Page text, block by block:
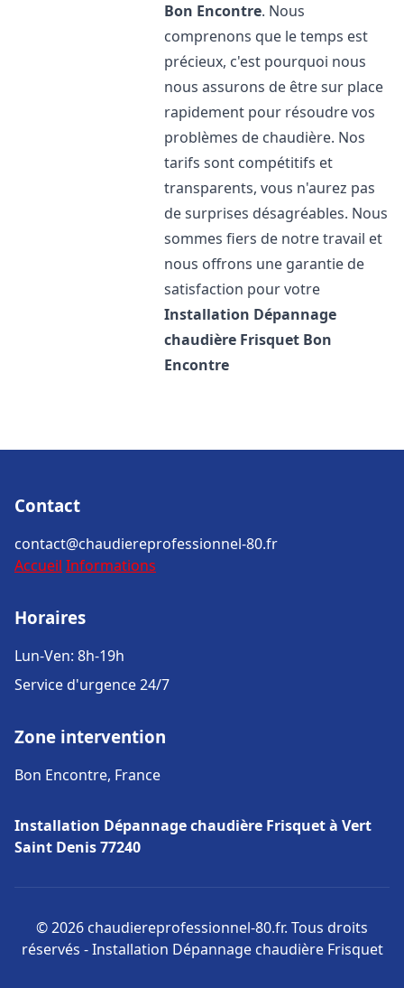
Bon Encontre. Nous
comprenons que le temps est
précieux, c'est pourquoi nous
nous assurons de être sur place
rapidement pour résoudre vos
problèmes de chaudière. Nos
tarifs sont compétitifs et
transparents, vous n'aurez pas
de surprises désagréables. Nous
sommes fiers de notre travail et
nous offrons une garantie de
satisfaction pour votre
Installation Dépannage
chaudière Frisquet Bon
Encontre
Contact
contact@chaudiereprofessionnel-80.fr
Accueil Informations
Horaires
Lun-Ven: 8h-19h
Service d'urgence 24/7
Zone intervention
Bon Encontre, France
Installation Dépannage chaudière Frisquet à Vert
Saint Denis 77240
© 2026 chaudiereprofessionnel-80.fr. Tous droits
réservés - Installation Dépannage chaudière Frisquet